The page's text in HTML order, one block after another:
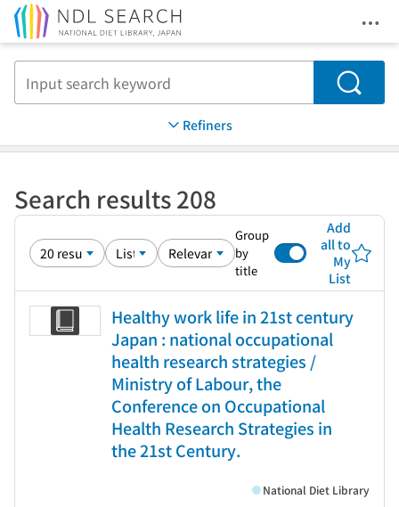
Search
Refiners
Search results 208
Group
by
title
Add
all to
My
List
Healthy work life in 21st century
Japan : national occupational
health research strategies /
Ministry of Labour, the
Conference on Occupational
Health Research Strategies in
the 21st Century.
National Diet Library